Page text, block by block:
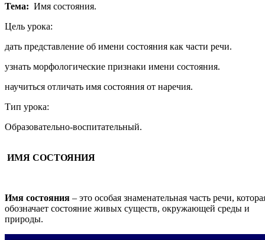
Тема: Имя состояния.
Цель урока:
дать представление об имени состояния как части речи.
узнать морфологические признаки имени состояния.
научиться отличать имя состояния от наречия.
Тип урока:
Образовательно-воспитательный.
ИМЯ СОСТОЯНИЯ
Имя состояния – это особая знаменательная часть речи,
обозначает состояние живых существ, окружающей среды и
природы.